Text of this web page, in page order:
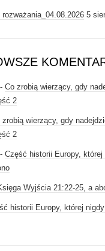
rozważania_04.08.2026 5
- Co zrobią wierzący, gdy
2
zrobią wierzący, gdy
2
- Część historii Europy, której
Wyjścia 21:22-25, a
historii Europy, której